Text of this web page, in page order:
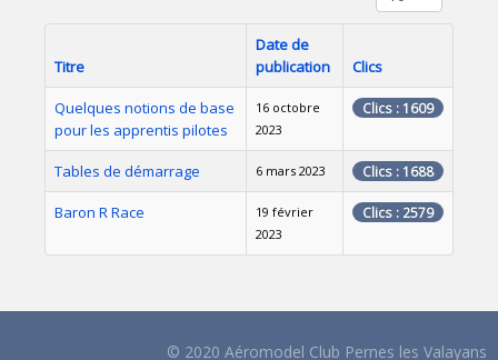
Titre
Date de
publication
Clics
Quelques notions de base
pour les apprentis pilotes
16 octobre
2023
Clics : 1609
Tables de démarrage 6 mars 2023 Clics : 1688
Baron R Race
19 février
2023
Clics : 2579
© 2020 Aéromodel Club Pernes les Valayans